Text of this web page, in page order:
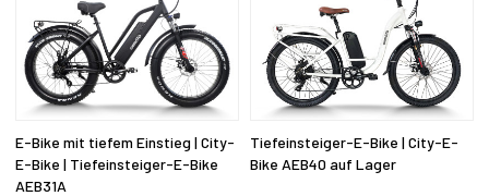
E-Bike mit tiefem Einstieg | City-
E-Bike | Tiefeinsteiger-E-Bike
AEB31A
Tiefeinsteiger-E-Bike | City-E-
Bike AEB40 auf Lager